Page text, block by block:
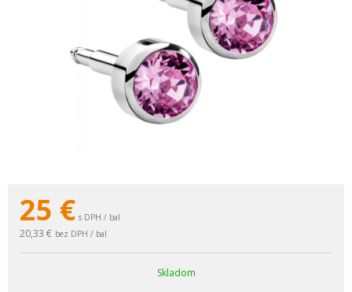
25 € s DPH / bal
20,33 € bez DPH / bal
Skladom